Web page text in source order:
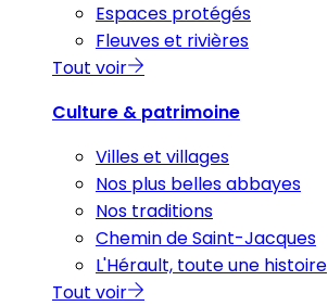
Espaces protégés
Fleuves et rivières
Tout voir
Culture & patrimoine
Villes et villages
Nos plus belles abbayes
Nos traditions
Chemin de Saint-Jacques
L'Hérault, toute une histoire
Tout voir